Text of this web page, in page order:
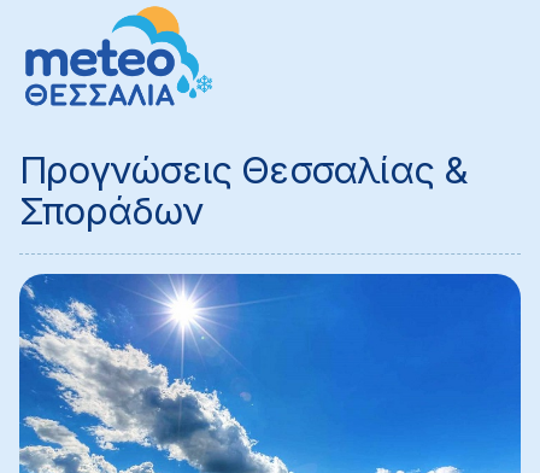
Προγνώσεις Θεσσαλίας &
Σποράδων